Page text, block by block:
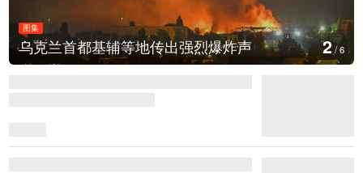
图集
乌克兰首都基辅等地传出强烈爆炸声 3/6